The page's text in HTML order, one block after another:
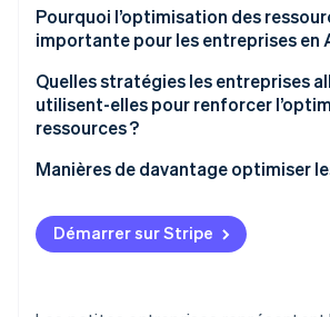
Vérification de l'identité
Découvrez comment Stripe
Regarder la vidéo
L’importance de l’efficience en
Pourquoi l’optimisation des
importante pour les entreprises en
Compétitivité
Rentabilité
Capacité d’innovation
Développement durable
Quelles stratégies les entreprises
utilisent-elles pour renforcer
ressources ?
Manières de davantage optimiser
Infrastructure informatique et cloud
Paie et comptabilité financière
Démarrer sur Stripe